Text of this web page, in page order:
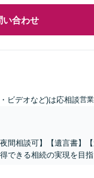
い合わせ
ビデオなど)は応相談営
間相談可】【遺言書】
できる相続の実現を目